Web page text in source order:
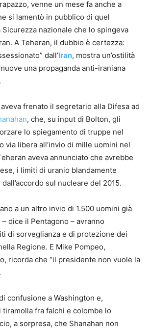
venne un mese fa anche a
si lamentò in pubblico di quel
nazionale che lo spingeva
A Teheran, il dubbio è certezza:
dall’Iran, mostra un’ostilità
una propaganda anti-iraniana
frenato il segretario alla Difesa ad
, che, su input di Bolton, gli
lo spiegamento di truppe nel
via libera all’invio di mille uomini nel
aveva annunciato che avrebbe
i limiti di uranio blandamente
sul nucleare del 2015.
a un altro invio di 1.500 uomini già
dice il Pentagono – avranno
di sorveglianza e di protezione dei
Regione. E Mike Pompeo,
ricorda che “il presidente non vuole la
confusione a Washington e,
fra falchi e colombe lo
a sorpresa, che Shanahan non